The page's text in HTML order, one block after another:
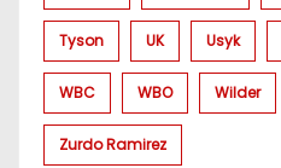
Tyson UK Usyk
WBC WBO Wilder
Zurdo Ramirez